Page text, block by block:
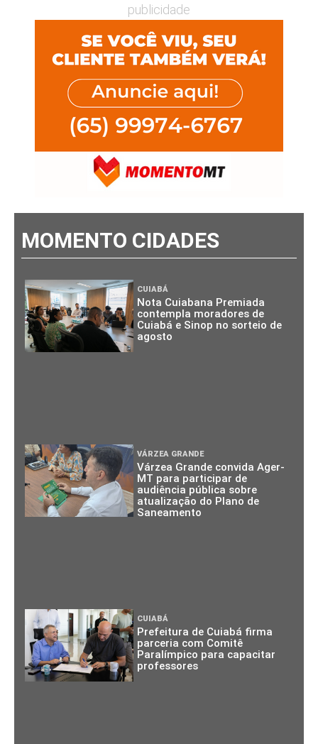
publicidade
MOMENTO CIDADES
CUIABÁ
Nota Cuiabana Premiada
contempla moradores de
Cuiabá e Sinop no sorteio de
agosto
VÁRZEA GRANDE
Várzea Grande convida Ager-
MT para participar de
audiência pública sobre
atualização do Plano de
Saneamento
CUIABÁ
Prefeitura de Cuiabá firma
parceria com Comitê
Paralímpico para capacitar
professores